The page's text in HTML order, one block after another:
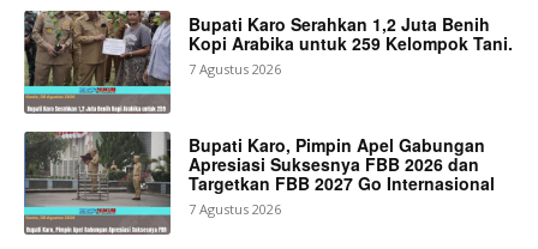
Bupati Karo Serahkan 1,2 Juta Benih
Kopi Arabika untuk 259 Kelompok Tani.
7 Agustus 2026
Bupati Karo, Pimpin Apel Gabungan
Apresiasi Suksesnya FBB 2026 dan
Targetkan FBB 2027 Go Internasional
7 Agustus 2026